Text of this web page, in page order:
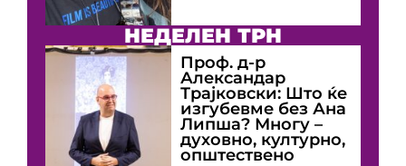
НЕДЕЛЕН ТРН
Проф. д-р
Александар
Трајковски: Што ќе
изгубевме без Ана
Липша? Многу –
духовно, културно,
општествено